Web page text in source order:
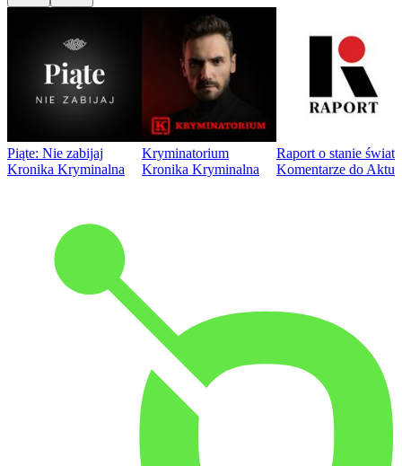
Piąte: Nie zabijaj
Kronika Kryminalna
Kryminatorium
Kronika Kryminalna
Raport o stanie
Komentarze do